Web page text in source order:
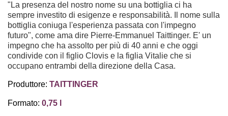
"La presenza del nostro nome su una bottiglia ci ha
sempre investito di esigenze e responsabilità. Il nome sulla
bottiglia coniuga l'esperienza passata con l'impegno
futuro", come ama dire Pierre-Emmanuel Taittinger. E' un
impegno che ha assolto per più di 40 anni e che oggi
condivide con il figlio Clovis e la figlia Vitalie che si
occupano entrambi della direzione della Casa.
Produttore: TAITTINGER
Formato: 0,75 l